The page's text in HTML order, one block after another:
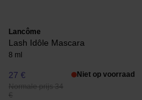
Lancôme
Lash Idôle Mascara
8 ml
27 €
Normale prijs 34
€
Niet op voorraad